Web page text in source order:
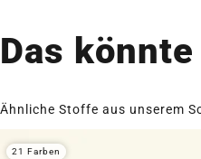
Das
Ähnliche Stoffe aus unserem
21 Farben